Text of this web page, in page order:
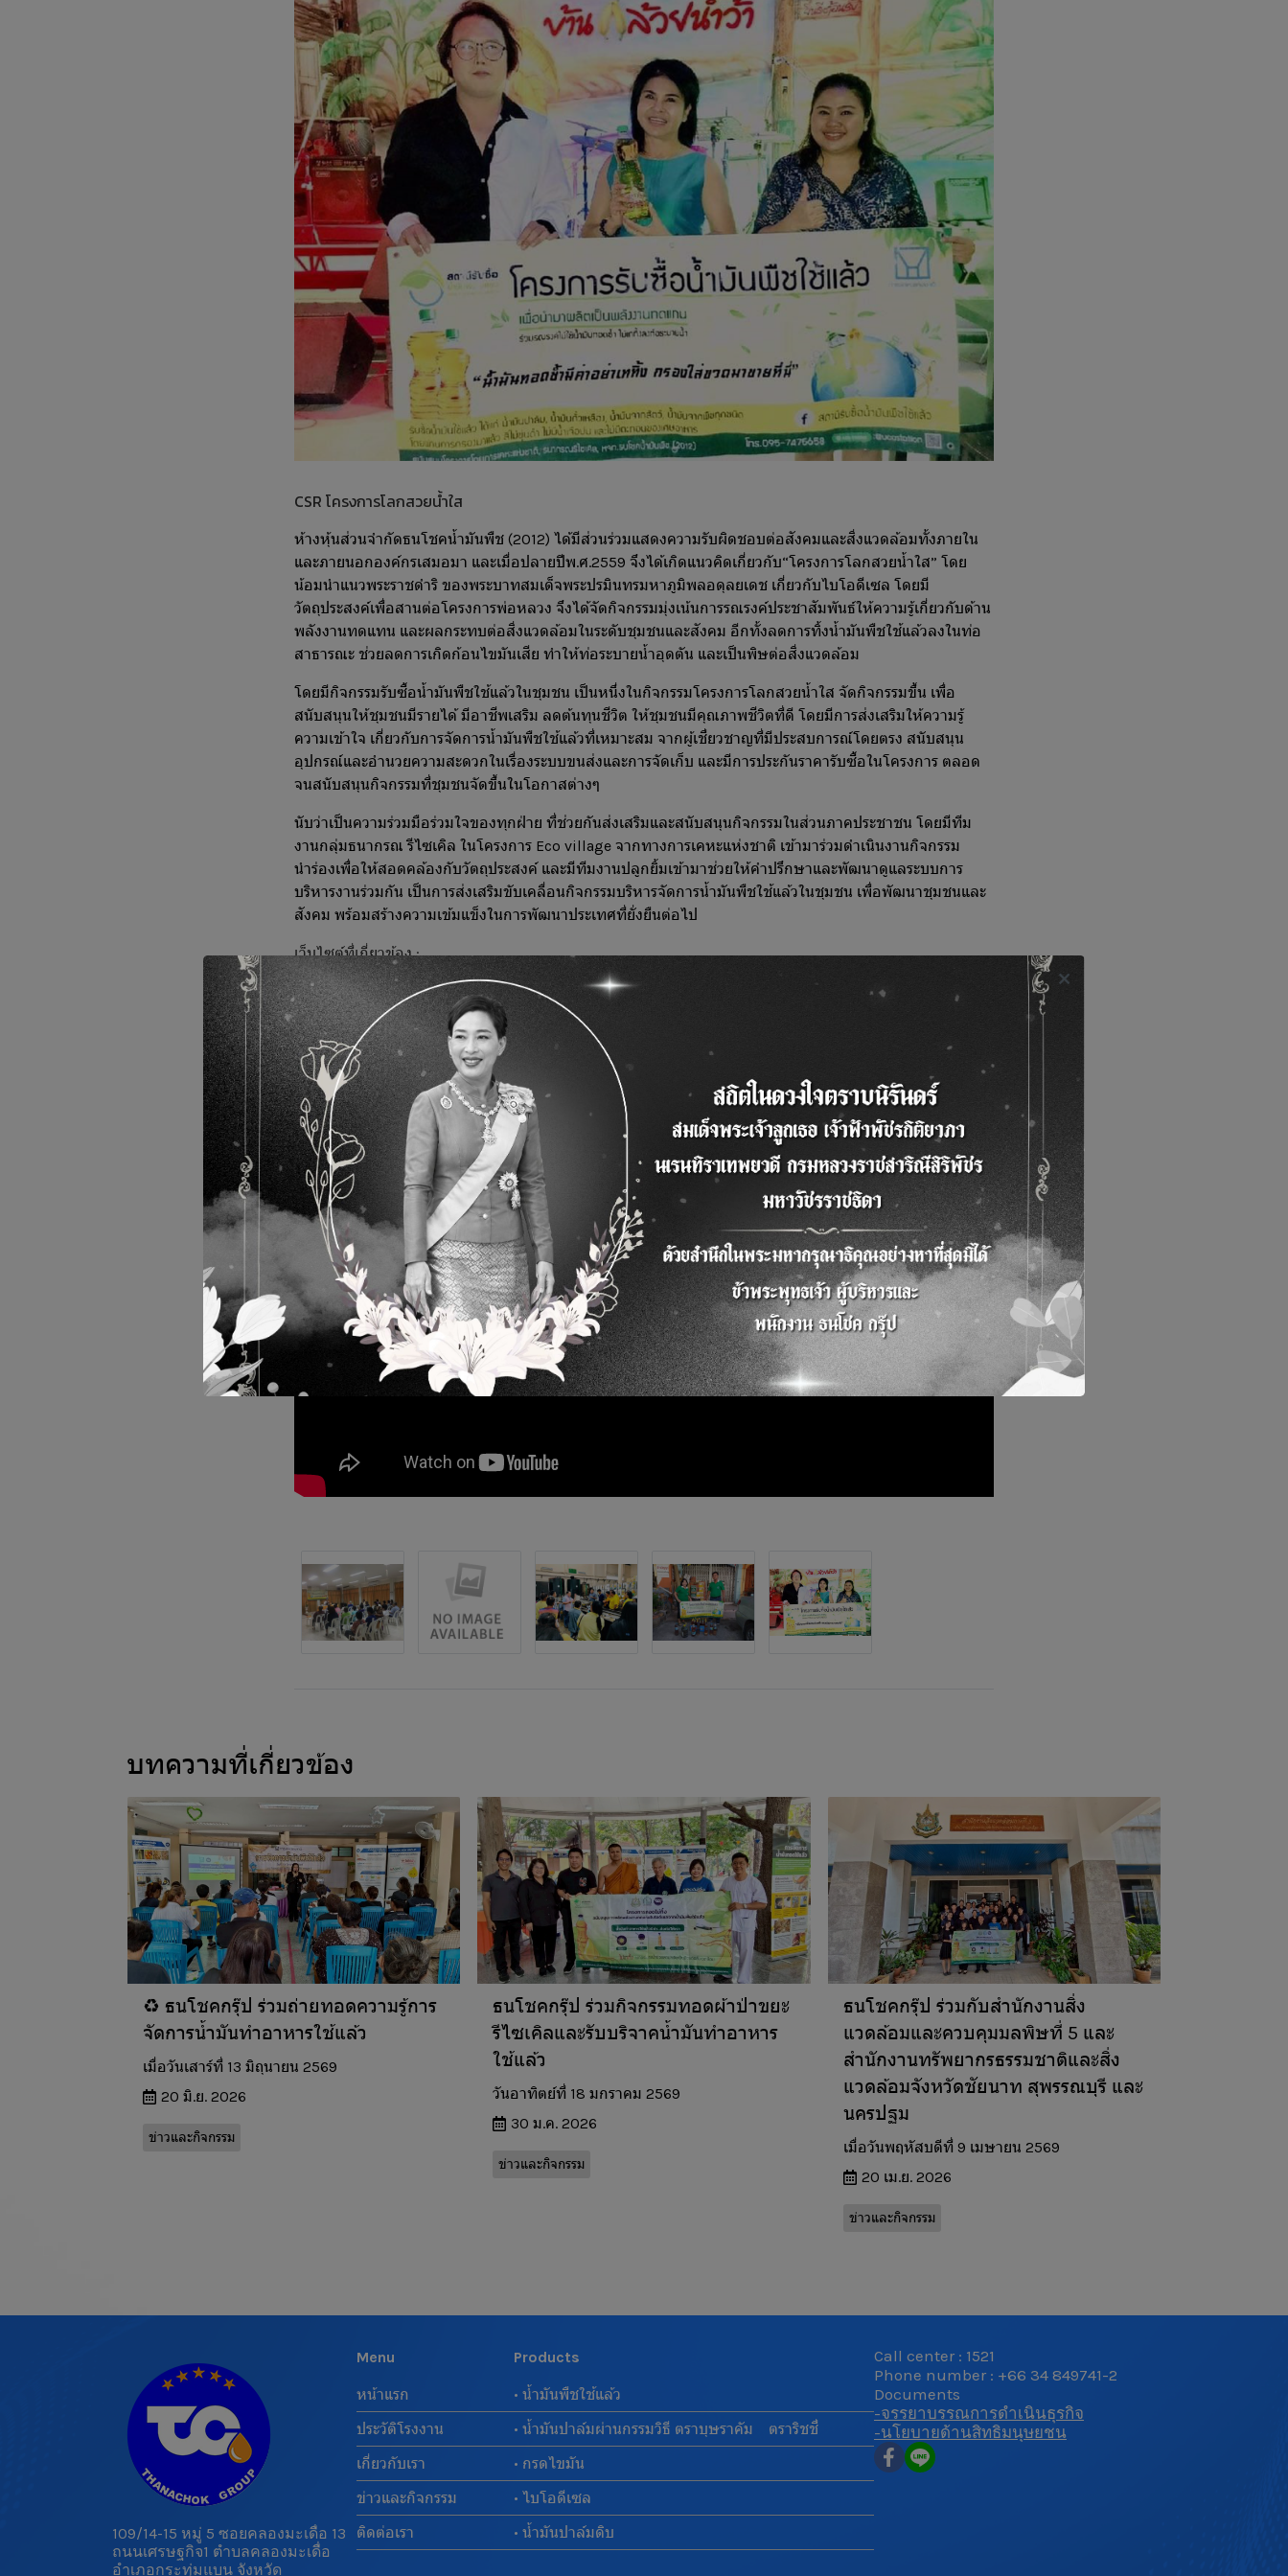
CSR โครงการโลกสวยน้ำใส
ห้างหุ้นส่วนจำกัดธนโชคน้ำมันพืช (2012) ได้มีส่วนร่วมแสดงความรับผิดชอบต่อสังคมและสิ่งแวดล้อมทั้งภายใน
และภายนอกองค์กรเสมอมา และเมื่อปลายปีพ.ศ.2559 จึงได้เกิดแนวคิดเกี่ยวกับ“โครงการโลกสวยน้ำใส” โดย
น้อมนำแนวพระราชดำริ ของพระบาทสมเด็จพระปรมินทรมหาภูมิพลอดุลยเดช เกี่ยวกับไบโอดีเซล โดยมี
วัตถุประสงค์เพื่อสานต่อโครงการพ่อหลวง จึงได้จัดกิจกรรมมุ่งเน้นการรณรงค์ประชาสัมพันธ์ให้ความรู้เกี่ยวกับด้าน
พลังงานทดแทน และผลกระทบต่อสิ่งแวดล้อมในระดับชุมชนและสังคม อีกทั้งลดการทิ้งน้ำมันพืชใช้แล้วลงในท่อ
สาธารณะ ช่วยลดการเกิดก้อนไขมันเสีย ทำให้ท่อระบายน้ำอุดตัน และเป็นพิษต่อสิ่งแวดล้อม
โดยมีกิจกรรมรับซื้อน้ำมันพืชใช้แล้วในชุมชน เป็นหนึ่งในกิจกรรมโครงการโลกสวยน้ำใส จัดกิจกรรมขึ้น เพื่อ
สนับสนุนให้ชุมชนมีรายได้ มีอาชีพเสริม ลดต้นทุนชีวิต ให้ชุมชนมีคุณภาพชีวิตที่ดี โดยมีการส่งเสริมให้ความรู้
ความเข้าใจ เกี่ยวกับการจัดการน้ำมันพืชใช้แล้วที่เหมาะสม จากผู้เชี่ยวชาญที่มีประสบการณ์โดยตรง สนับสนุน
อุปกรณ์และอำนวยความสะดวกในเรื่องระบบขนส่งและการจัดเก็บ และมีการประกันราคารับซื้อในโครงการ ตลอด
จนสนับสนุนกิจกรรมที่ชุมชนจัดขึ้นในโอกาสต่างๆ
นับว่าเป็นความร่วมมือร่วมใจของทุกฝ่าย ที่ช่วยกันส่งเสริมและสนับสนุนกิจกรรมในส่วนภาคประชาชน โดยมีทีม
งานกลุ่มธนากรณ รีไซเคิล ในโครงการ Eco village จากทางการเคหะแห่งชาติ เข้ามาร่วมดำเนินงานกิจกรรม
นำร่องเพื่อให้สอดคล้องกับวัตถุประสงค์ และมีทีมงานปลูกยิ้มเข้ามาช่วยให้คำปรึกษาและพัฒนาดูแลระบบการ
บริหารงานร่วมกัน เป็นการส่งเสริมขับเคลื่อนกิจกรรมบริหารจัดการน้ำมันพืชใช้แล้วในชุมชน เพื่อพัฒนาชุมชนและ
สังคม พร้อมสร้างความเข้มแข็งในการพัฒนาประเทศที่ยั่งยืนต่อไป
เว็บไซต์ที่เกี่ยวข้อง :
https://www.ucostation.com
https://www.facebook.com/ucostation/
https://youtu.be/XEnATxelZME
บทความที่เกี่ยวข้อง
♻️ ธนโชคกรุ๊ป ร่วมถ่ายทอดความรู้การ
จัดการน้ำมันทำอาหารใช้แล้ว
เมื่อวันเสาร์ที่ 13 มิถุนายน 2569
20 มิ.ย. 2026
ข่าวและกิจกรรม
ธนโชคกรุ๊ป ร่วมกิจกรรมทอดผ้าป่าขยะ
รีไซเคิลและรับบริจาคน้ำมันทำอาหาร
ใช้แล้ว
วันอาทิตย์ที่ 18 มกราคม 2569
30 ม.ค. 2026
ข่าวและกิจกรรม
ธนโชคกรุ๊ป ร่วมกับสำนักงานสิ่ง
แวดล้อมและควบคุมมลพิษที่ 5 และ
สำนักงานทรัพยากรธรรมชาติและสิ่ง
แวดล้อมจังหวัดชัยนาท สุพรรณบุรี และ
นครปฐม
เมื่อวันพฤหัสบดีที่ 9 เมษายน 2569
20 เม.ย. 2026
ข่าวและกิจกรรม
109/14-15 หมู่ 5 ซอยคลองมะเดื่อ 13
ถนนเศรษฐกิจ1 ตำบลคลองมะเดื่อ
อำเภอกระทุ่มแบน จังหวัด
Menu
หน้าแรก
ประวัติโรงงาน
เกี่ยวกับเรา
ข่าวและกิจกรรม
ติดต่อเรา
Products
• น้ำมันพืชใช้แล้ว
• น้ำมันปาล์มผ่านกรรมวิธี ตราบุษราคัม ตราริชชี่
• กรดไขมัน
• ไบโอดีเซล
• น้ำมันปาล์มดิบ
Call center : 1521
Phone number : +66 34 849741-2
Documents
-จรรยาบรรณการดำเนินธุรกิจ
-นโยบายด้านสิทธิมนุษยชน